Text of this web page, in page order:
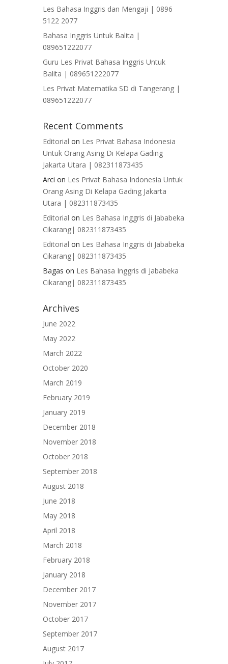
Les Bahasa Inggris dan Mengaji | 0896
5122 2077
Bahasa Inggris Untuk Balita |
089651222077
Guru Les Privat Bahasa Inggris Untuk
Balita | 089651222077
Les Privat Matematika SD di Tangerang |
089651222077
Recent Comments
Editorial on Les Privat Bahasa Indonesia
Untuk Orang Asing Di Kelapa Gading
Jakarta Utara | 082311873435
Arci on Les Privat Bahasa Indonesia Untuk
Orang Asing Di Kelapa Gading Jakarta
Utara | 082311873435
Editorial on Les Bahasa Inggris di Jababeka
Cikarang| 082311873435
Editorial on Les Bahasa Inggris di Jababeka
Cikarang| 082311873435
Bagas on Les Bahasa Inggris di Jababeka
Cikarang| 082311873435
Archives
June 2022
May 2022
March 2022
October 2020
March 2019
February 2019
January 2019
December 2018
November 2018
October 2018
September 2018
August 2018
June 2018
May 2018
April 2018
March 2018
February 2018
January 2018
December 2017
November 2017
October 2017
September 2017
August 2017